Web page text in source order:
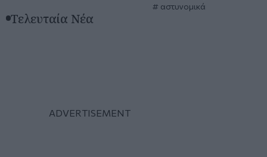
αστυνομικά
Τελευταία Νέα